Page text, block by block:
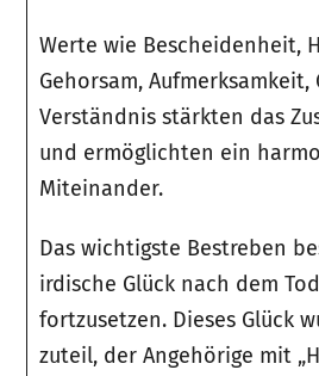
Werte wie Bescheidenheit,
Gehorsam, Aufmerksamkeit,
Verständnis stärkten das
und ermöglichten ein
Miteinander.
Das wichtigste Bestreben
irdische Glück nach dem
fortzusetzen. Dieses Glück
zuteil, der Angehörige mit